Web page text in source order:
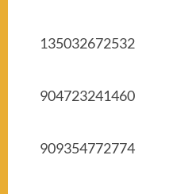
135032672532
904723241460
909354772774